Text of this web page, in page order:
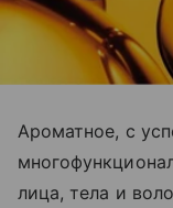
Ароматное, с
лица, тела и